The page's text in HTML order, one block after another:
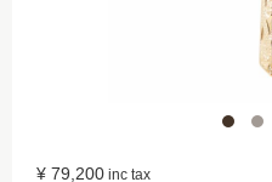
¥ 79,200